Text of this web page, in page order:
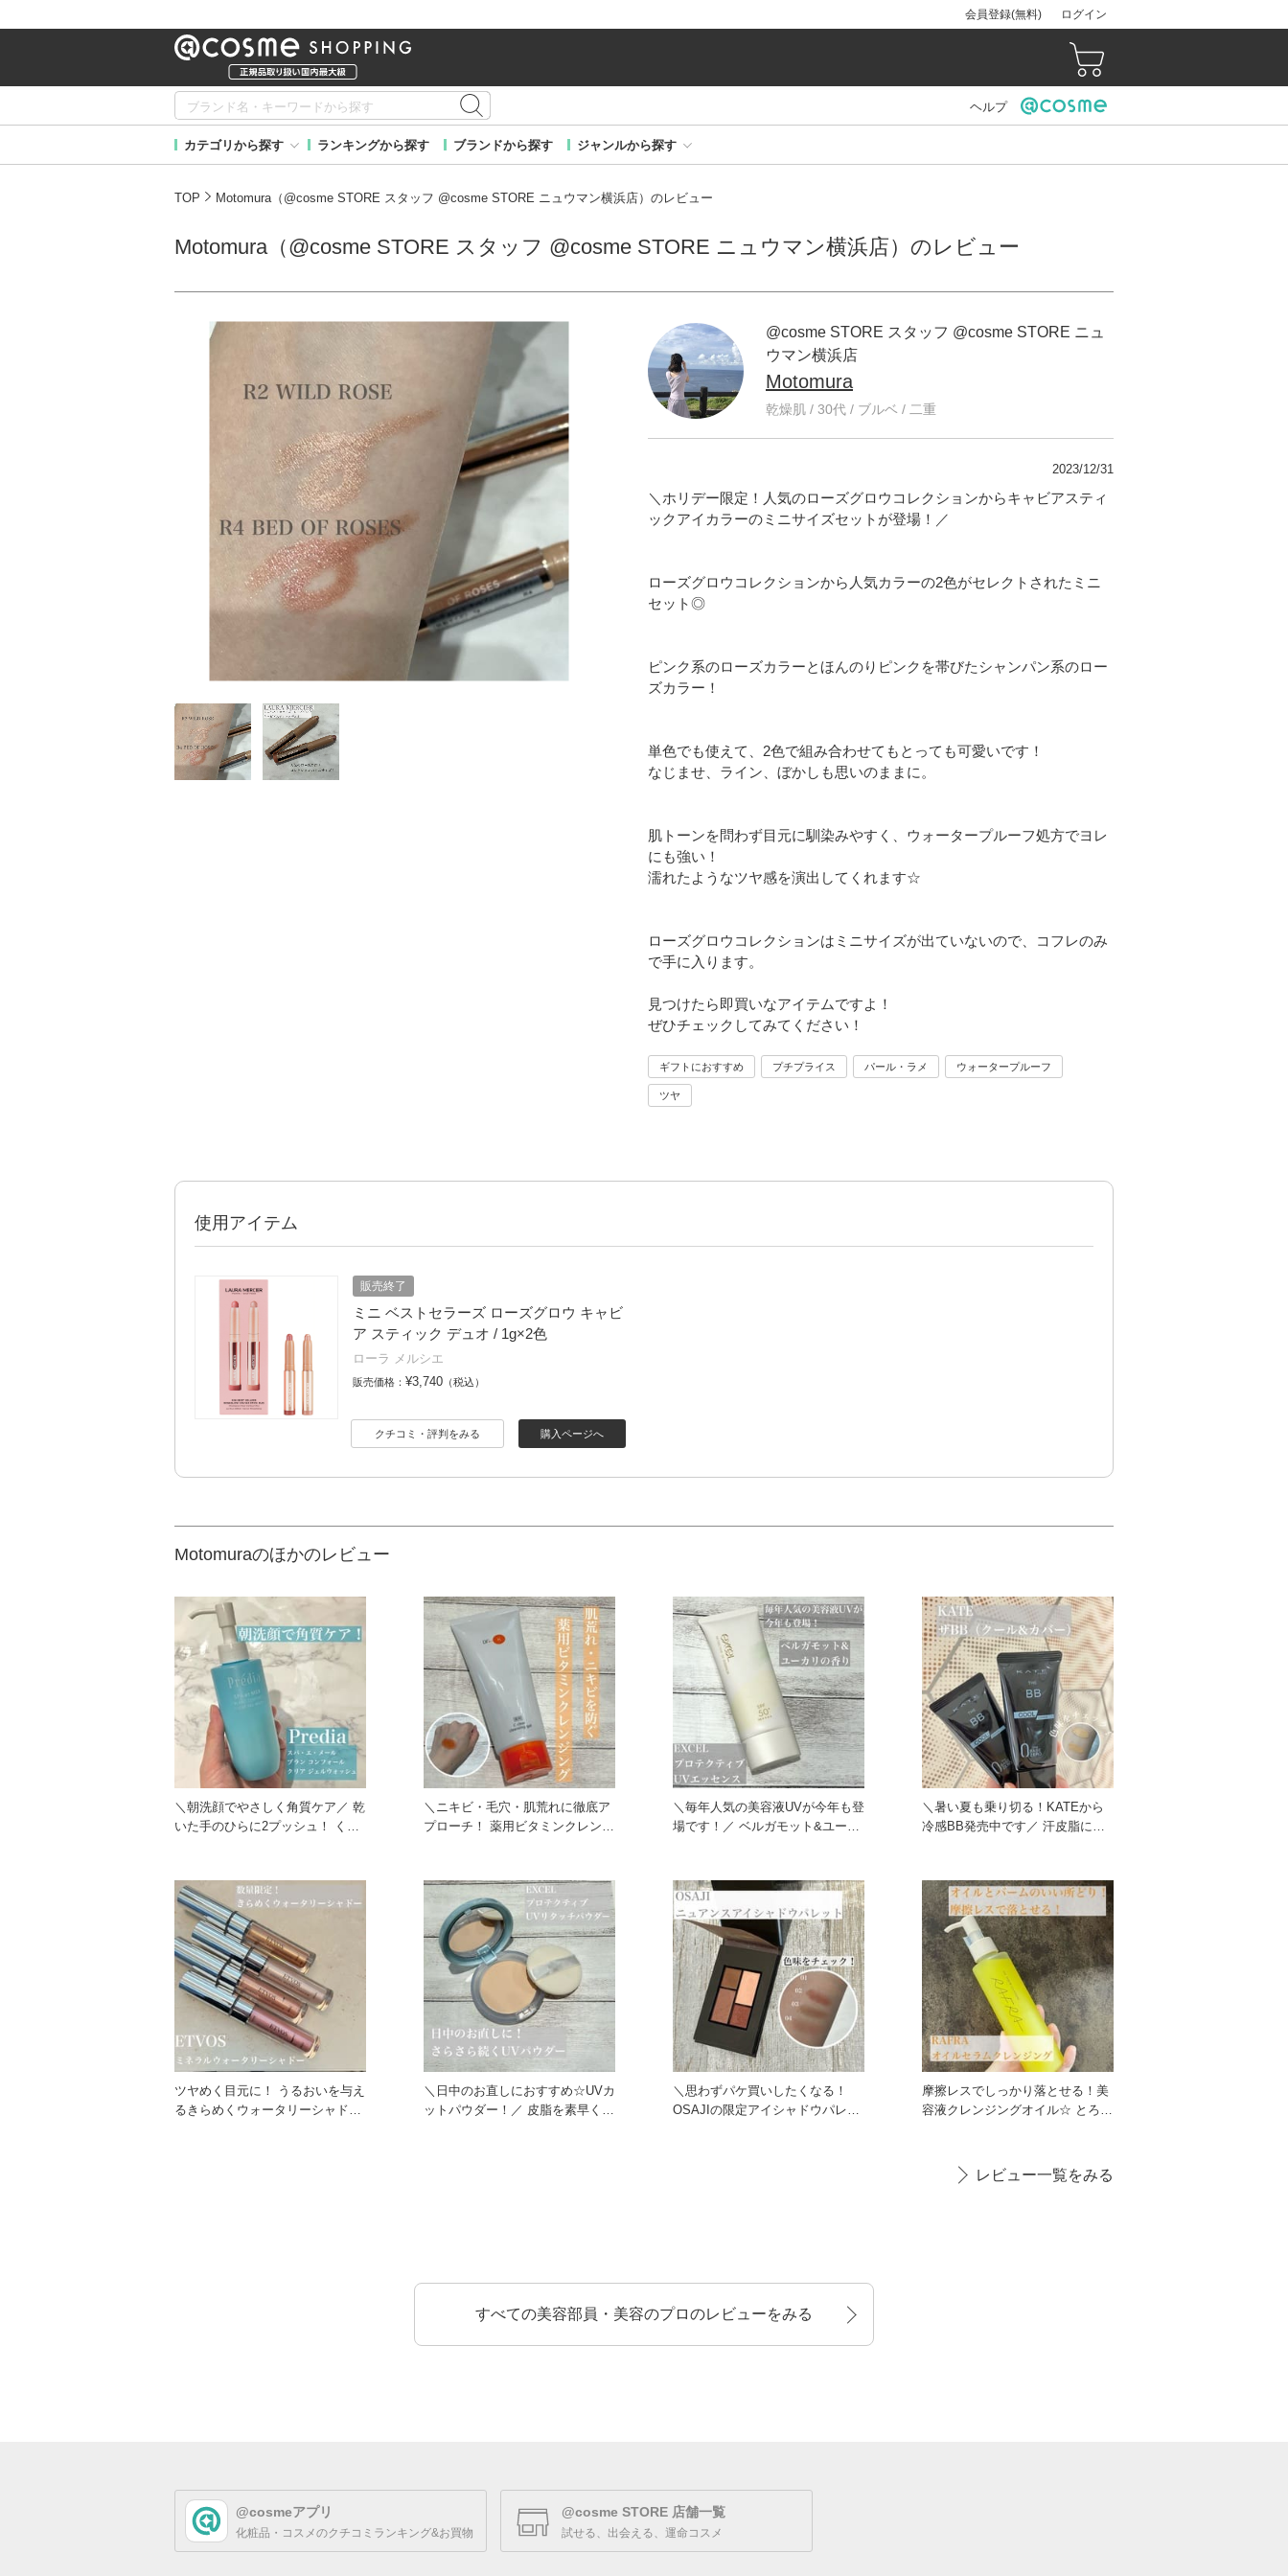
会員登録(無料) ログイン
ヘルプ
カテゴリから探す ランキングから探す ブランドから探す ジャンルから探す
TOP Motomura（@cosme STORE スタッフ @cosme STORE ニュウマン横浜店）のレビュー
Motomura（@cosme STORE スタッフ @cosme STORE ニュウマン横浜店）のレビュー
@cosme STORE スタッフ @cosme STORE ニュ
ウマン横浜店
Motomura
乾燥肌 / 30代 / ブルベ / 二重
2023/12/31
＼ホリデー限定！人気のローズグロウコレクションからキャビアスティ
ックアイカラーのミニサイズセットが登場！／
ローズグロウコレクションから人気カラーの2色がセレクトされたミニ
セット◎
ピンク系のローズカラーとほんのりピンクを帯びたシャンパン系のロー
ズカラー！
単色でも使えて、2色で組み合わせてもとっても可愛いです！
なじませ、ライン、ぼかしも思いのままに。
肌トーンを問わず目元に馴染みやすく、ウォータープルーフ処方でヨレ
にも強い！
濡れたようなツヤ感を演出してくれます☆
ローズグロウコレクションはミニサイズが出ていないので、コフレのみ
で手に入ります。
見つけたら即買いなアイテムですよ！
ぜひチェックしてみてください！
ギフトにおすすめ プチプライス パール・ラメ ウォータープルーフ
ツヤ
使用アイテム
販売終了
ミニ ベストセラーズ ローズグロウ キャビ
ア スティック デュオ / 1g×2色
ローラ メルシエ
販売価格： ¥3,740 （税込）
購入ページへ
クチコミ・評判をみる
Motomuraのほかのレビュー
＼朝洗顔でやさしく角質ケア／ 乾
いた手のひらに2プッシュ！ くる
＼ニキビ・毛穴・肌荒れに徹底ア
プローチ！ 薬用ビタミンクレンジ
＼毎年人気の美容液UVが今年も登
場です！／ ベルガモット&ユーカ
＼暑い夏も乗り切る！KATEから
冷感BB発売中です／ 汗皮脂に強
ツヤめく目元に！ うるおいを与え
るきらめくウォータリーシャドー
＼日中のお直しにおすすめ☆UVカ
ットパウダー！／ 皮脂を素早く吸
＼思わずパケ買いしたくなる！
OSAJIの限定アイシャドウパレッ
摩擦レスでしっかり落とせる！美
容液クレンジングオイル☆ とろけ
レビュー一覧をみる
すべての美容部員・美容のプロのレビューをみる
@cosmeアプリ
化粧品・コスメのクチコミランキング&お買物
@cosme STORE 店舗一覧
試せる、出会える、運命コスメ